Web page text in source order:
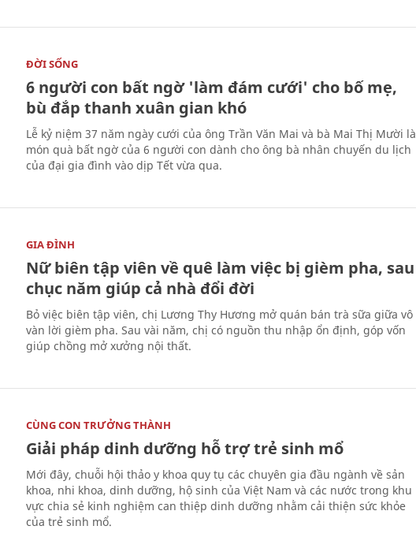
ĐỜI SỐNG
6 người con bất ngờ 'làm đám cưới' cho bố mẹ,
bù đắp thanh xuân gian khó
Lễ kỷ niệm 37 năm ngày cưới của ông Trần Văn Mai và bà Mai Thị Mười là
món quà bất ngờ của 6 người con dành cho ông bà nhân chuyến du lịch
của đại gia đình vào dịp Tết vừa qua.
GIA ĐÌNH
Nữ biên tập viên về quê làm việc bị gièm pha, sau
chục năm giúp cả nhà đổi đời
Bỏ việc biên tập viên, chị Lương Thy Hương mở quán bán trà sữa giữa vô
vàn lời gièm pha. Sau vài năm, chị có nguồn thu nhập ổn định, góp vốn
giúp chồng mở xưởng nội thất.
CÙNG CON TRƯỞNG THÀNH
Giải pháp dinh dưỡng hỗ trợ trẻ sinh mổ
Mới đây, chuỗi hội thảo y khoa quy tụ các chuyên gia đầu ngành về sản
khoa, nhi khoa, dinh dưỡng, hộ sinh của Việt Nam và các nước trong khu
vực chia sẻ kinh nghiệm can thiệp dinh dưỡng nhằm cải thiện sức khỏe
của trẻ sinh mổ.